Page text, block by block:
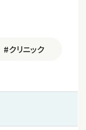
#クリニック